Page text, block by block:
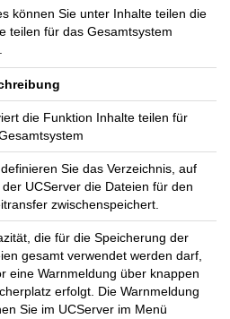
können Sie unter Inhalte teilen die
teilen für das Gesamtsystem
die Funktion Inhalte teilen für
Sie das Verzeichnis, auf
UCServer die Dateien für den
zwischenspeichert.
die für die Speicherung der
gesamt verwendet werden darf,
eine Warnmeldung über knappen
erfolgt. Die Warnmeldung
Sie im UCServer im Menü